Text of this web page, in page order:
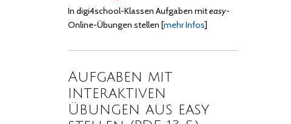
In digi4school-Klassen Aufgaben miteasy-
Online-Übungen stellen[mehr Infos]
Aufgaben mit
interaktiven
Übungen aus easy